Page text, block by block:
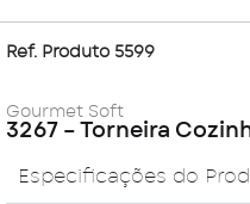
Ref. Produto 5599
Gourmet Soft
3267 – Torneira
Especificações do